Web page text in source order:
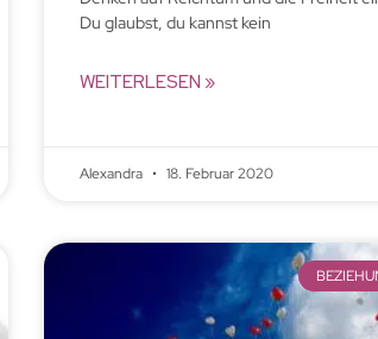
Du glaubst, du kannst kein
WEITERLESEN »
Alexandra 18. Februar 2020